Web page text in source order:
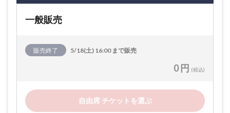
一般販売
販売終了 5/18(土) 16:00 まで販売
0 円 (税込)
自由席 チケットを選ぶ